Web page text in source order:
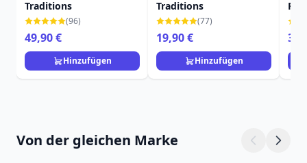
Traditions
(96)
49,90 €
Hinzufügen
Traditions
(77)
19,90 €
Hinzufügen
Von der gleichen Marke